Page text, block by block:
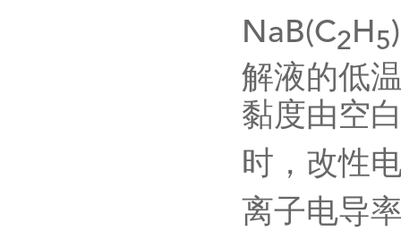
NaB(C2H5)
解液的低
黏度由空
时，改性
离子电导